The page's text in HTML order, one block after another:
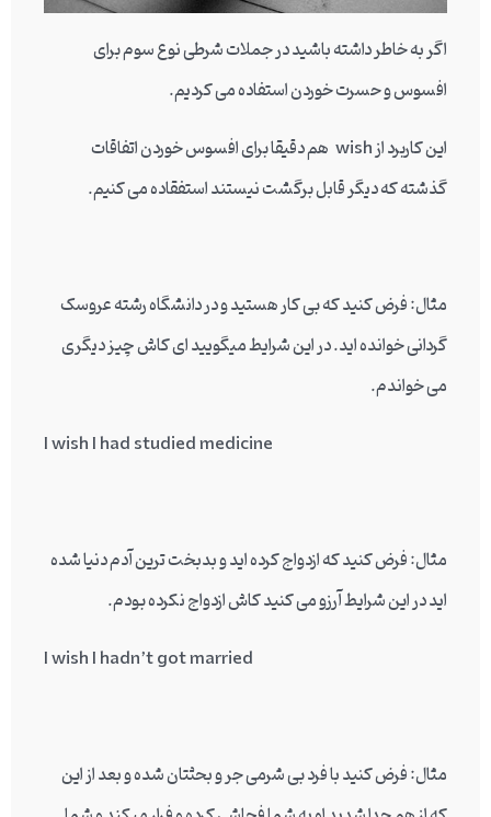
اگر به خاطر داشته باشید در جملات شرطی نوع سوم برای
افسوس و حسرت خوردن استفاده می کردیم.
این کاربرد از wish هم دقیقا برای افسوس خوردن اتفاقات
گذشته که دیگر قابل برگشت نیستند استفقاده می کنیم.
مثال: فرض کنید که بی کار هستید و در دانشگاه رشته عروسک
گردانی خوانده اید. در این شرایط میگویید ای کاش چیز دیگری
می خواندم.
I wish I had studied medicine
مثال: فرض کنید که ازدواج کرده اید و بدبخت ترین آدم دنیا شده
اید در این شرایط آرزو می کنید کاش ازدواج نکرده بودم.
I wish I hadn’t got married
مثال: فرض کنید با فرد بی شرمی جر و بحثتان شده و بعد از این